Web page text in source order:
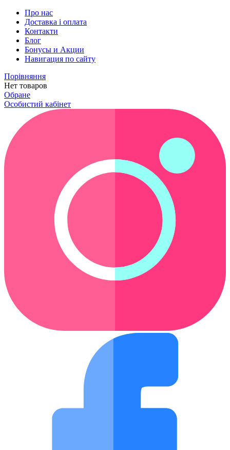
Про нас
Доставка і оплата
Контакти
Блог
Бонусы и Акции
Навигация по сайту
Порівняння
Нет товаров
Обране
Особистий кабінет